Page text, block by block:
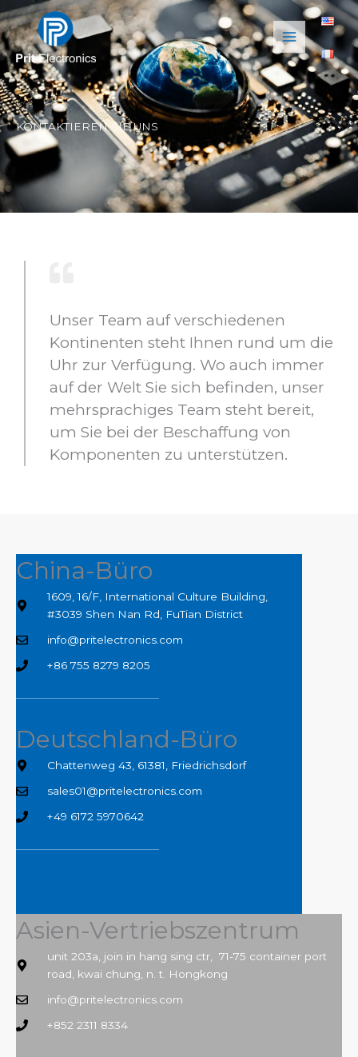
Zum
Inhalt
springen
KONTAKTIEREN SIE UNS
Unser Team auf verschiedenen
Kontinenten steht Ihnen rund um die
Uhr zur Verfügung. Wo auch immer
auf der Welt Sie sich befinden, unser
mehrsprachiges Team steht bereit,
um Sie bei der Beschaffung von
Komponenten zu unterstützen.
China-Büro
1609, 16/F, International Culture Building,
#3039 Shen Nan Rd, FuTian District
info@pritelectronics.com
+86 755 8279 8205
Deutschland-Büro
Chattenweg 43, 61381, Friedrichsdorf
sales01@pritelectronics.com
+49 6172 5970642
Asien-Vertriebszentrum
unit 203a, join in hang sing ctr, 71-75 container port
road, kwai chung, n. t. Hongkong
info@pritelectronics.com
+852 2311 8334